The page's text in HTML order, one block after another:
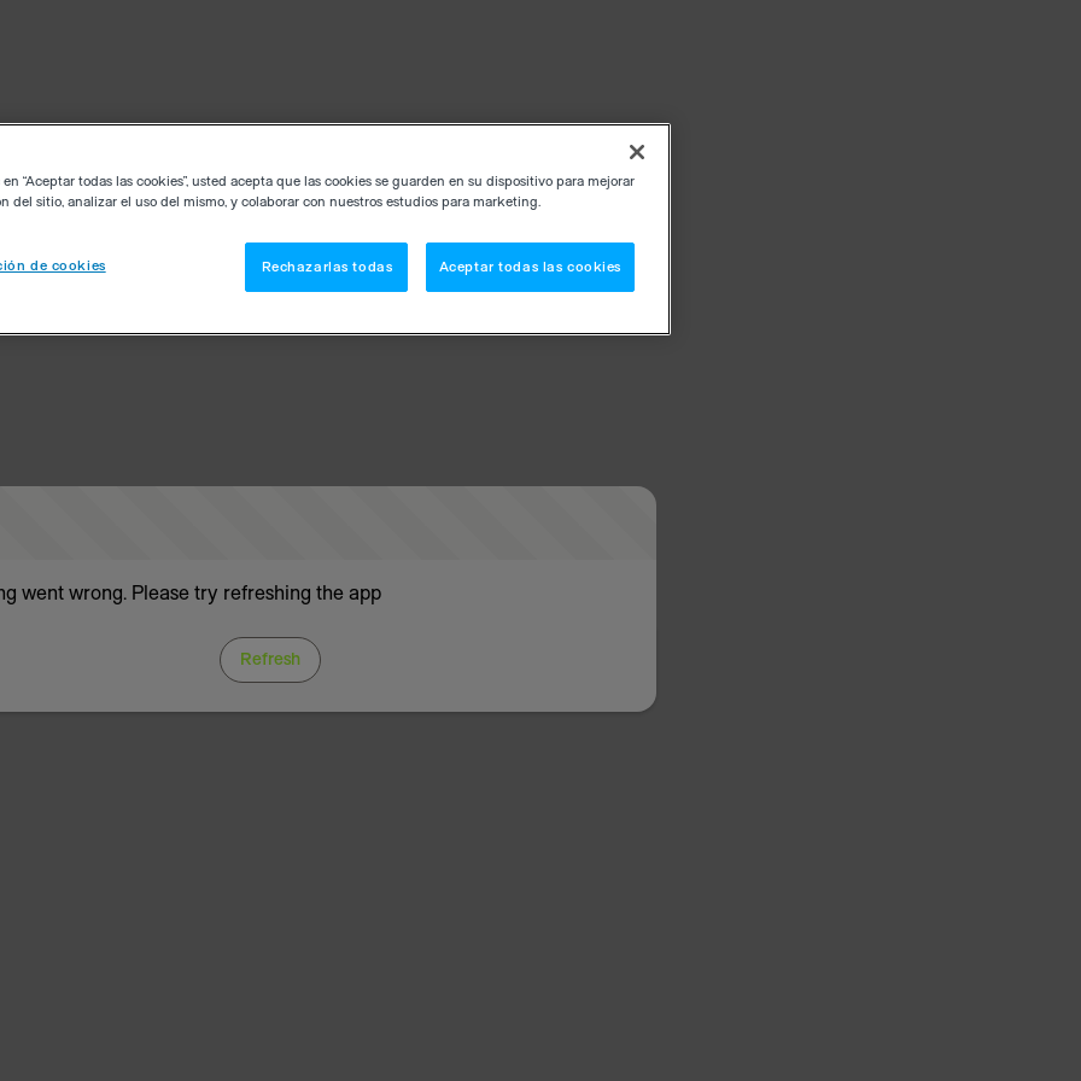
went wrong. Please try refreshing the app
Refresh
“Aceptar todas las cookies”, usted acepta que las cookies se guarden en su dispositivo para mejorar
del sitio, analizar el uso del mismo, y colaborar con nuestros estudios para marketing.
de cookies Rechazarlas todas Aceptar todas las cookies